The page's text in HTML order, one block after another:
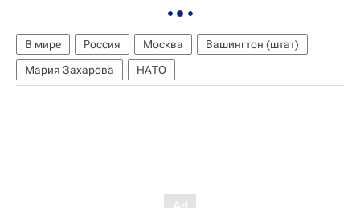
В мире Россия Москва
Вашингтон (штат)
Мария Захарова
НАТО